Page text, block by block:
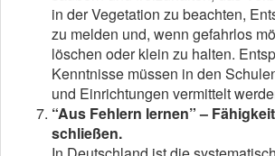
in der Vegetation zu beachten,
zu melden und, wenn gefahrlos
löschen oder klein zu halten.
Kenntnisse müssen in den
und Einrichtungen vermittelt
“Aus Fehlern lernen” –
schließen.